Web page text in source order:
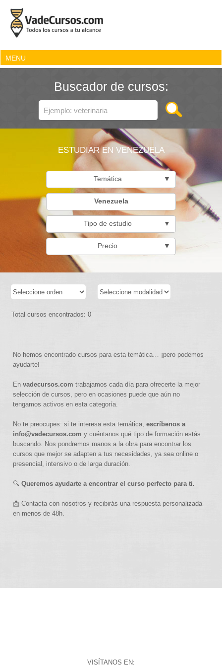
MENU
Buscador de cursos:
ESTUDIAR EN VENEZUELA
Temática ▼
Venezuela
Tipo de estudio ▼
Precio ▼
Total cursos encontrados: 0
No hemos encontrado cursos para esta temática… ¡pero podemos
ayudarte!
Envadecursos.com trabajamos cada día para ofrecerte la mejor
selección de cursos, pero en ocasiones puede que aún no
tengamos activos en esta categoría.
No te preocupes: si te interesa esta temática,escríbenos a
info@vadecursos.com y cuéntanos qué tipo de formación estás
buscando. Nos pondremos manos a la obra para encontrar los
cursos que mejor se adapten a tus necesidades, ya sea online o
presencial, intensivo o de larga duración.
🔍Queremos ayudarte a encontrar el curso perfecto para ti.
📩 Contacta con nosotros y recibirás una respuesta personalizada
en menos de 48h.
VISÍTANOS EN: